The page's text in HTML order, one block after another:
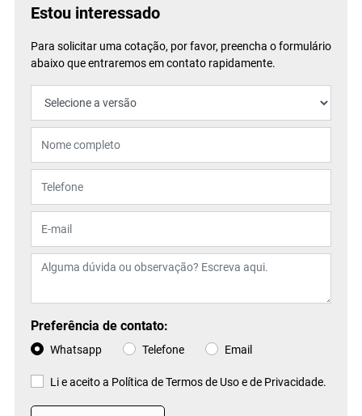
Estou interessado
Para solicitar uma cotação, por favor, preencha o formulário
abaixo que entraremos em contato rapidamente.
Preferência de contato:
Whatsapp Telefone Email
Li e aceito a Política de Termos de Uso e de Privacidade.